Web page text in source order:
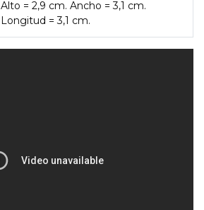
Alto = 2,9 cm. Ancho = 3,1 cm.
Longitud = 3,1 cm.